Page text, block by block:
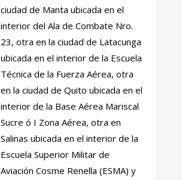
ciudad de Manta ubicada en el
interior del Ala de Combate Nro.
23, otra en la ciudad de Latacunga
ubicada en el interior de la Escuela
Técnica de la Fuerza Aérea, otra
en la ciudad de Quito ubicada en el
interior de la Base Aérea Mariscal
Sucre ó I Zona Aérea, otra en
Salinas ubicada en el interior de la
Escuela Superior Militar de
Aviación Cosme Renella (ESMA) y